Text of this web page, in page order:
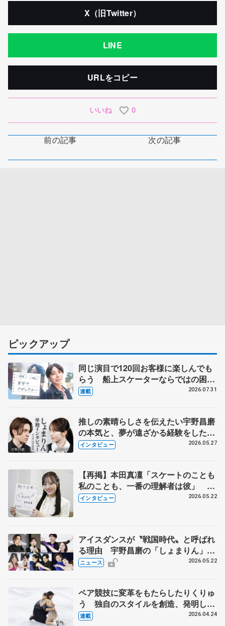
X（旧Twitter）
LINE
URLをコピー
いいね 0
前の記事 次の記事
ピックアップ
同じ演目で120回お客様に楽しんでも
らう 船上スケーターならではの困難
とは 影響あったPIW前キャプテン松
連載 2026.07.31
推しの素晴らしさを伝えたい宇野昌磨
の本気と、夢が遠ざかる経験をした本
田真凜の覚悟
インタビュー 2026.05.27
【再掲】本田真凜「スケートのことも
私のことも、一番の理解者は彼」 引
退時の単独インタビューで語った競技
インタビュー 2026.05.22
アイスダンスが〝戦国時代〟と呼ばれ
る理由 宇野昌磨の「しょまりん」ら
実力者が相次いで参戦 国内の競争激
ニュース 2026.05.22
ペア競技に変革をもたらしたりくりゅ
う 独自のスタイルを創造、発明した
【引退発表後②】
連載 2026.04.24